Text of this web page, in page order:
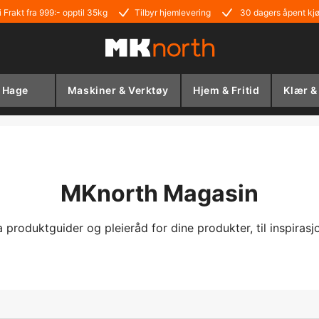
Frakt fra 999:- opptil 35kg Tilbyr hjemlevering 30 dagers åpent
Hage Maskiner & Verktøy Hjem & Fritid Klær &
MKnorth Magasin
produktguider og pleieråd for dine produkter, til